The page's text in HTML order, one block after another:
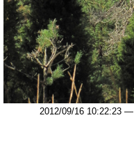
2012/09/16 10:22:23 —